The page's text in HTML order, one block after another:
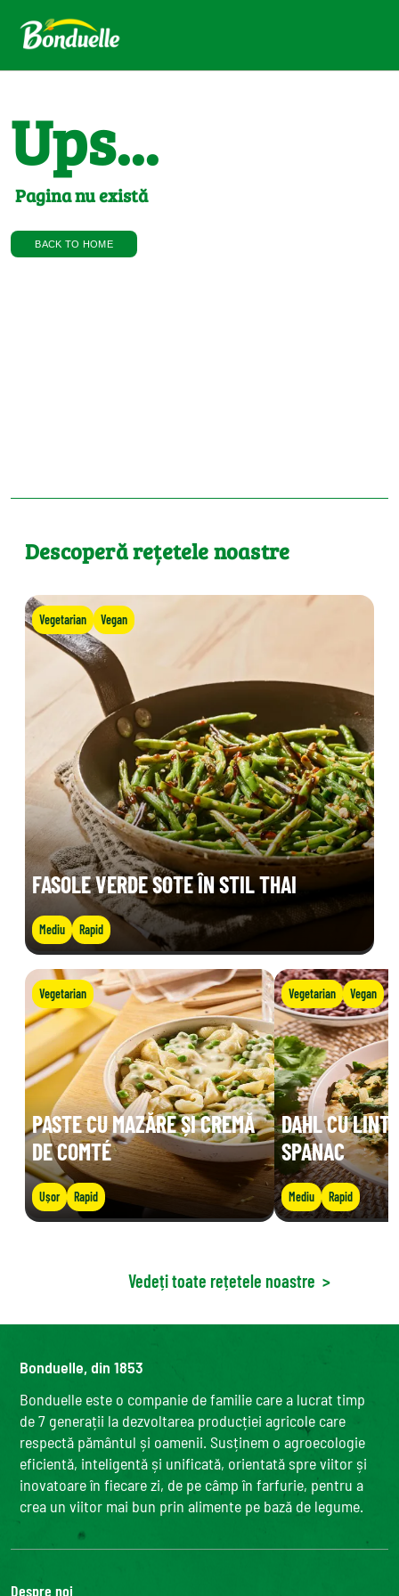
Ups...
Pagina nu există
BACK TO HOME
Descoperă rețetele noastre
Vegetarian Vegan
FASOLE VERDE SOTE ÎN STIL THAI
Mediu Rapid
Vegetarian
PASTE CU MAZĂRE ȘI CREMĂ
DE COMTÉ
Ușor Rapid
Vegetarian Vegan
DAHL CU
SPANAC
Mediu Rapid
Vedeți toate rețetele noastre >
Bonduelle, din 1853
Bonduelle este o companie de familie care a lucrat timp
de 7 generații la dezvoltarea producției agricole care
respectă pământul și oamenii. Susținem o agroecologie
eficientă, inteligentă și unificată, orientată spre viitor și
inovatoare în fiecare zi, de pe câmp în farfurie, pentru a
crea un viitor mai bun prin alimente pe bază de legume.
Despre noi